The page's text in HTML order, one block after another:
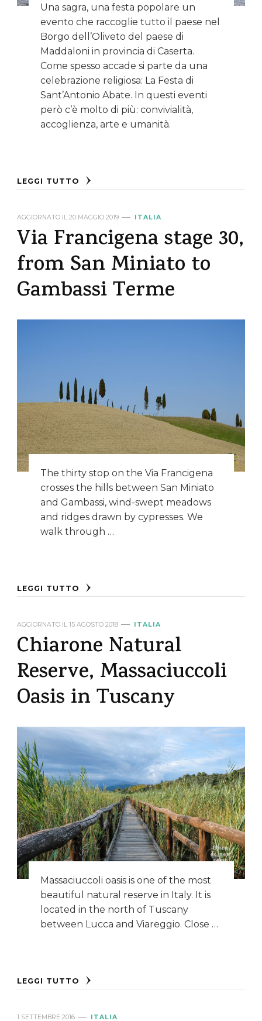
Una sagra, una festa popolare un
evento che raccoglie tutto il paese nel
Borgo dell’Oliveto del paese di
Maddaloni in provincia di Caserta.
Come spesso accade si parte da una
celebrazione religiosa: La Festa di
Sant’Antonio Abate. In questi eventi
però c’è molto di più: convivialità,
accoglienza, arte e umanità.
LEGGI TUTTO
AGGIORNATO IL 20 MAGGIO 2019 ITALIA
Via Francigena stage 30,
from San Miniato to
Gambassi Terme
The thirty stop on the Via Francigena
crosses the hills between San Miniato
and Gambassi, wind-swept meadows
and ridges drawn by cypresses. We
walk through …
LEGGI TUTTO
AGGIORNATO IL 15 AGOSTO 2018 ITALIA
Chiarone Natural
Reserve, Massaciuccoli
Oasis in Tuscany
Massaciuccoli oasis is one of the most
beautiful natural reserve in Italy. It is
located in the north of Tuscany
between Lucca and Viareggio. Close …
LEGGI TUTTO
1 SETTEMBRE 2016 ITALIA